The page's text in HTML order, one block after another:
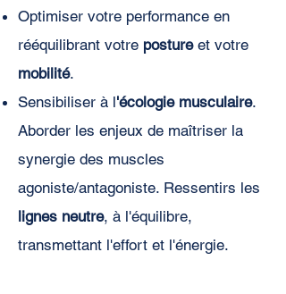
Optimiser votre performance en
rééquilibrant votre postureet votre
mobilité.
Sensibiliser à l'écologie musculaire.
Aborder les enjeux de maîtriser la
synergie des muscles
agoniste/antagoniste. Ressentirs les
lignes neutre, à l'équilibre,
transmettant l'effort et l'énergie.